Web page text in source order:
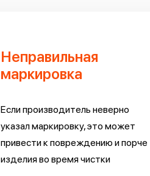
Неправильная
маркировка
Если производитель неверно
указал маркировку, это может
привести к повреждению и порче
изделия во время чистки